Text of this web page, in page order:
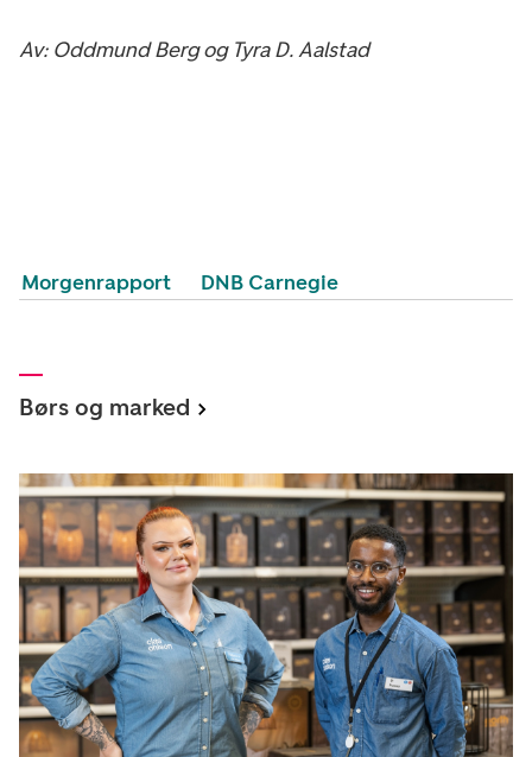
Av: Oddmund Berg og Tyra D. Aalstad
Morgenrapport DNB Carnegie
Børs og marked